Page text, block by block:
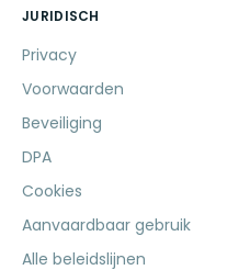
JURIDISCH
Privacy
Voorwaarden
Beveiliging
DPA
Cookies
Aanvaardbaar gebruik
Alle beleidslijnen